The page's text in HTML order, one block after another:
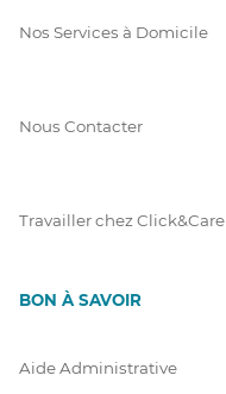
Nos Services à Domicile
Nous Contacter
Travailler chez Click&Care
BON À SAVOIR
Aide Administrative